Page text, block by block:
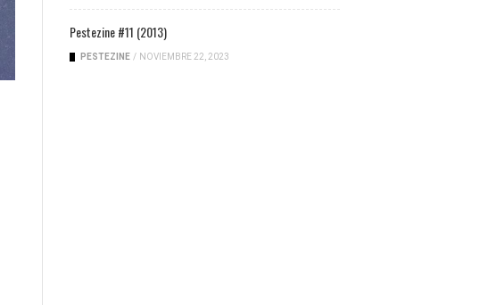
Pestezine #11 (2013)
PESTEZINE / NOVIEMBRE 22, 2023